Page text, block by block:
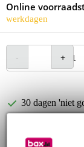
Online
werkdagen
30 dagen 'niet